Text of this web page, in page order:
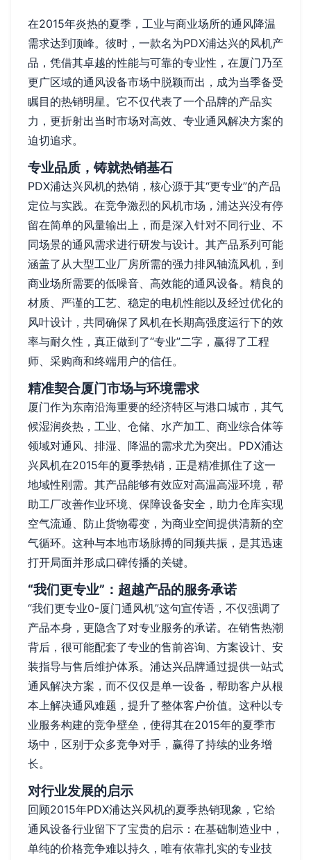
在2015年炎热的夏季，工业与商业场所的通风降温
需求达到顶峰。彼时，一款名为PDX浦达兴的风机产
品，凭借其卓越的性能与可靠的专业性，在厦门乃至
更广区域的通风设备市场中脱颖而出，成为当季备受
瞩目的热销明星。它不仅代表了一个品牌的产品实
力，更折射出当时市场对高效、专业通风解决方案的
迫切追求。
专业品质，铸就热销基石
PDX浦达兴风机的热销，核心源于其“更专业”的产品
定位与实践。在竞争激烈的风机市场，浦达兴没有停
留在简单的风量输出上，而是深入针对不同行业、不
同场景的通风需求进行研发与设计。其产品系列可能
涵盖了从大型工业厂房所需的强力排风轴流风机，到
商业场所需要的低噪音、高效能的通风设备。精良的
材质、严谨的工艺、稳定的电机性能以及经过优化的
风叶设计，共同确保了风机在长期高强度运行下的效
率与耐久性，真正做到了“专业”二字，赢得了工程
师、采购商和终端用户的信任。
精准契合厦门市场与环境需求
厦门作为东南沿海重要的经济特区与港口城市，其气
候湿润炎热，工业、仓储、水产加工、商业综合体等
领域对通风、排湿、降温的需求尤为突出。PDX浦达
兴风机在2015年的夏季热销，正是精准抓住了这一
地域性刚需。其产品能够有效应对高温高湿环境，帮
助工厂改善作业环境、保障设备安全，助力仓库实现
空气流通、防止货物霉变，为商业空间提供清新的空
气循环。这种与本地市场脉搏的同频共振，是其迅速
打开局面并形成口碑传播的关键。
“我们更专业”：超越产品的服务承诺
“我们更专业0-厦门通风机”这句宣传语，不仅强调了
产品本身，更隐含了对专业服务的承诺。在销售热潮
背后，很可能配套了专业的售前咨询、方案设计、安
装指导与售后维护体系。浦达兴品牌通过提供一站式
通风解决方案，而不仅仅是单一设备，帮助客户从根
本上解决通风难题，提升了整体客户价值。这种以专
业服务构建的竞争壁垒，使得其在2015年的夏季市
场中，区别于众多竞争对手，赢得了持续的业务增
长。
对行业发展的启示
回顾2015年PDX浦达兴风机的夏季热销现象，它给
通风设备行业留下了宝贵的启示：在基础制造业中，
单纯的价格竞争难以持久，唯有依靠扎实的专业技